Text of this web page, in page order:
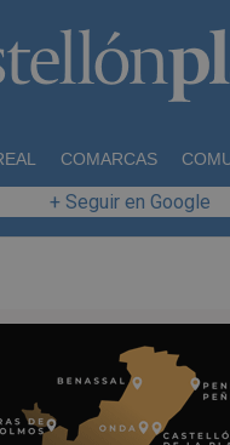
COMARCAS
+ Seguir en Google